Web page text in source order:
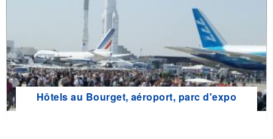
Hôtels au Bourget, aéroport, parc d'expo